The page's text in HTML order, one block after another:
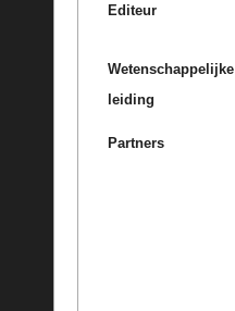
Editeur
Wetenschappelijke
leiding
Partners